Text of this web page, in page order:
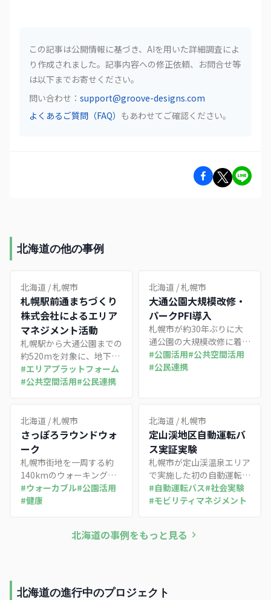
この記事は公開情報に基づき、AIを用いた詳細調査によ
り作成されました。記事内容への修正依頼、お問合せ等
は以下までお寄せください。
問い合わせ： support@groove-designs.com
よくあるご質問（FAQ） もあわせてご確認ください。
北海道の他の事例
北海道 /札幌市
札幌駅前通まちづくり
株式会社によるエリア
マネジメント活動
札幌駅から大通公園までの
約520mを対象に、地下歩
行空間チ・カ・ホと北3条
広場アカプラの指定管理に
を展開する先進事例
#エリアプラットフォーム
#公共空間活用#公民連携
北海道 /札幌市
大通公園大規模改修・
パークPFI導入
札幌市が約30年ぶりに大
通公園の大規模改修に着
手。公募設置管理制度（パ
ークPFI）を活用し、民間
#公園活用#公共空間活用
#公民連携
北海道 /札幌市
さっぽろラウンドウォ
ーク
札幌市街地を一周する約
140kmのウォーキングル
ートを活用し、NPO法人
が産官学連携で運営するイ
に歩く文化の醸成を図る取
#ウォーカブル#公園活用
#健康
北海道 /札幌市
定山渓地区自動運転バ
ス実証実験
札幌市が定山渓温泉エリア
で実施した初の自動運転バ
ス実証実験。地元小学生が
デザインしたバスで観光ス
検証した取り組み。
#自動運転バス#社会実験
#モビリティマネジメント
北海道の事例をもっと見る
北海道の進行中のプロジェクト